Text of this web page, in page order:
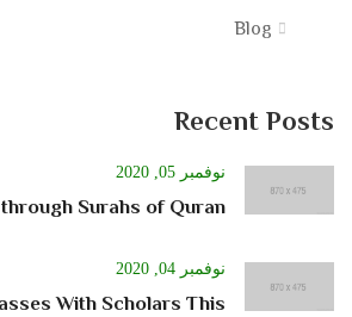
Blog
Recent Posts
نوفمبر 05, 2020
Surahs of Quran...
نوفمبر 04, 2020
With Scholars This...